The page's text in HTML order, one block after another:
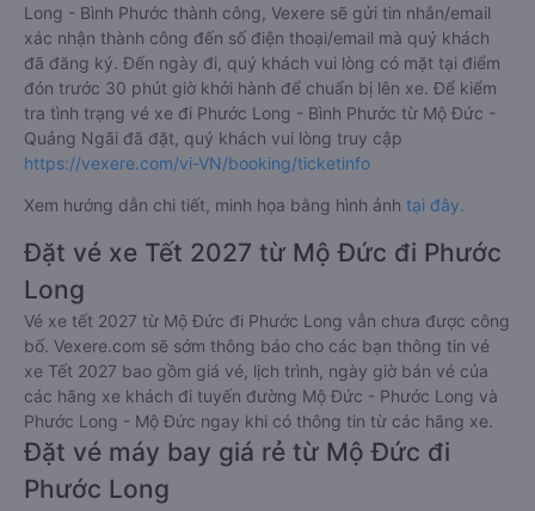
Long - Bình Phước thành công, Vexere sẽ gửi tin nhắn/email
xác nhận thành công đến số điện thoại/email mà quý khách
đã đăng ký. Đến ngày đi, quý khách vui lòng có mặt tại điểm
đón trước 30 phút giờ khởi hành để chuẩn bị lên xe. Để kiểm
tra tình trạng vé xe đi Phước Long - Bình Phước từ Mộ Đức -
Quảng Ngãi đã đặt, quý khách vui lòng truy cập
https://vexere.com/vi-VN/booking/ticketinfo
Xem hướng dẫn chi tiết, minh họa bằng hình ảnh tại đây.
Đặt vé xe Tết 2027 từ Mộ Đức đi Phước
Long
Vé xe tết 2027 từ Mộ Đức đi Phước Long vẫn chưa được công
bố. Vexere.com sẽ sớm thông báo cho các bạn thông tin vé
xe Tết 2027 bao gồm giá vé, lịch trình, ngày giờ bán vé của
các hãng xe khách đi tuyến đường Mộ Đức - Phước Long và
Phước Long - Mộ Đức ngay khi có thông tin từ các hãng xe.
Đặt vé máy bay giá rẻ từ Mộ Đức đi
Phước Long